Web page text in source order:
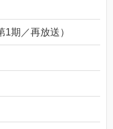
期／再放送）